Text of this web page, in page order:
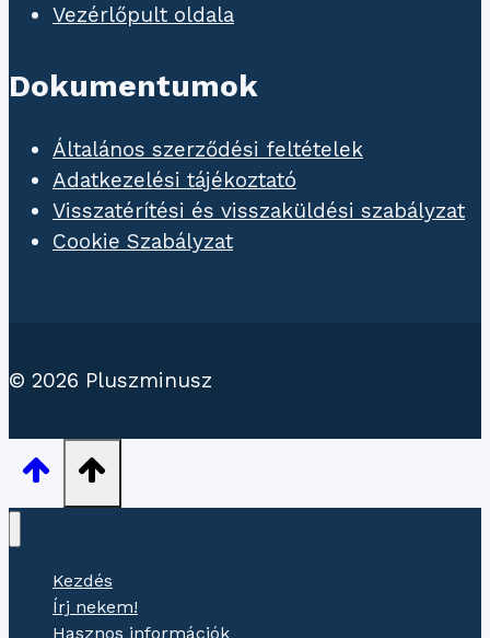
Vezérlőpult oldala
Dokumentumok
Általános szerződési feltételek
Adatkezelési tájékoztató
Visszatérítési és visszaküldési szabályzat
Cookie Szabályzat
© 2026 Pluszminusz
Kezdés
Írj nekem!
Hasznos információk